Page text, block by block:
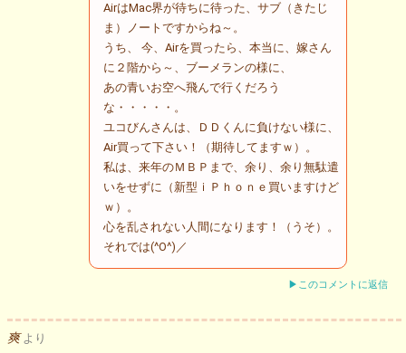
AirはMac界が待ちに待った、サブ（きたじ
ま）ノートですからね～。
うち、 今、Airを買ったら、本当に、嫁さん
に２階から～、ブーメランの様に、
あの青いお空へ飛んで行くだろう
な・・・・・。
ユコびんさんは、ＤＤくんに負けない様に、
Air買って下さい！（期待してますｗ）。
私は、来年のＭＢＰまで、余り、余り無駄遣
いをせずに（新型ｉＰｈｏｎｅ買いますけど
ｗ）。
心を乱されない人間になります！（うそ）。
それでは(^O^)／
▶このコメントに返信
爽 より